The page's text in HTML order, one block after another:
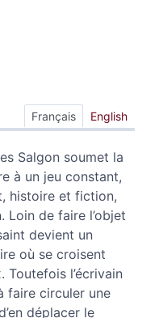
Français English
Salgon soumet la
à un jeu constant,
histoire et fiction,
de faire l’objet
devient un
où se croisent
l’écrivain
faire circuler une
déplacer le